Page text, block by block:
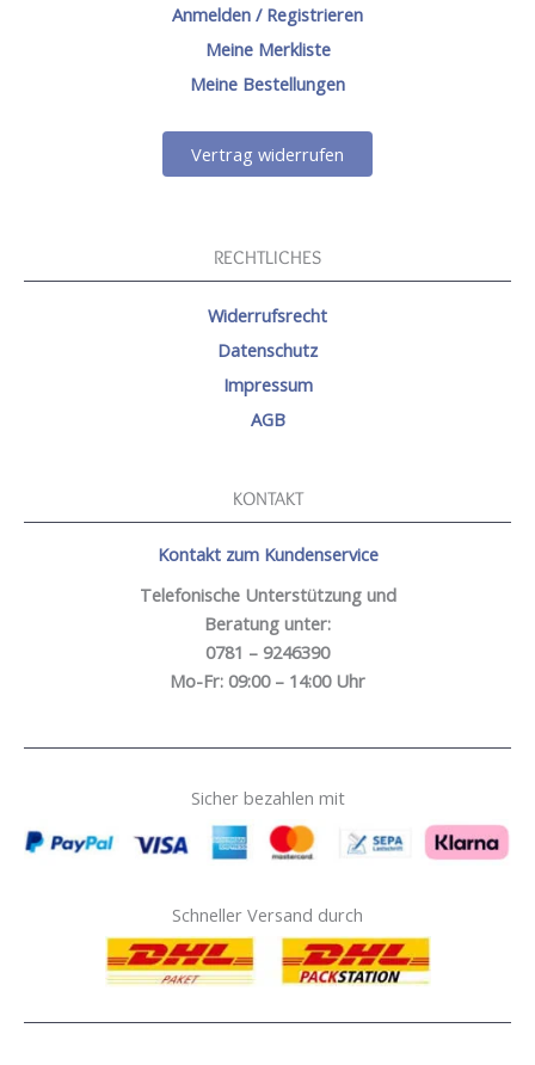
Anmelden / Registrieren
Meine Merkliste
Meine Bestellungen
Vertrag widerrufen
RECHTLICHES
Widerrufsrecht
Datenschutz
Impressum
AGB
KONTAKT
Kontakt zum Kundenservice
Telefonische Unterstützung und
Beratung unter:
0781 – 9246390
Mo-Fr: 09:00 – 14:00 Uhr
Sicher bezahlen mit
Schneller Versand durch